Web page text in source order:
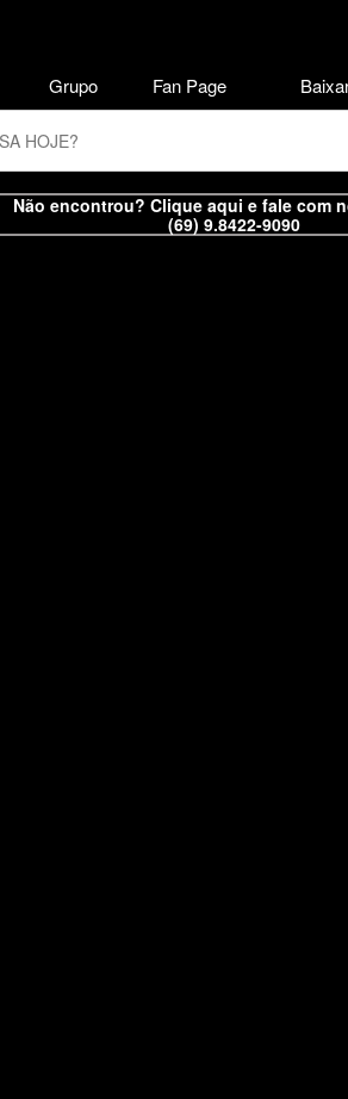
Não encontrou? Clique aqui e fale com
(69) 9.8422-9090
Grupo Fan Page